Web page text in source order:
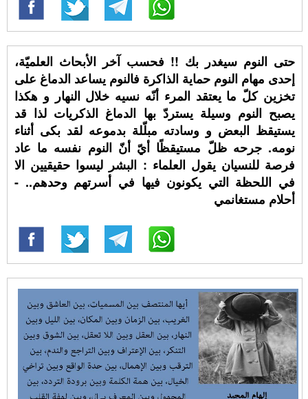
حتى النوم سيغدر بك !! فحسب آخر الأبحاث العلميّة،
إحدى مهام النوم حماية الذاكرة فالنوم يساعد الدماغ على
تخزين كلّ ما يعتقد المرء أنّه نسيه خلال النهار و هكذا
يصبح النوم وسيلة يستردّ بها الدماغ الذكريات لذا قد
يستيقظ البعض و وسادته مبلّلة بدموعه لقد بكى أثناء
نومه. جرحه ظلّ مستيقظًا أيّ أنّ النوم نفسه ما عاد
فرصة للنسيان يقول العلماء : البشر ليسوا حقيقيين الا
في اللحظة التي يكونون فيها في أسرتهم وحدهم.. -
أحلام مستغانمي